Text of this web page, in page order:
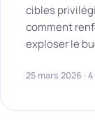
cibles
comment
exploser le
25 mars 2026 ·